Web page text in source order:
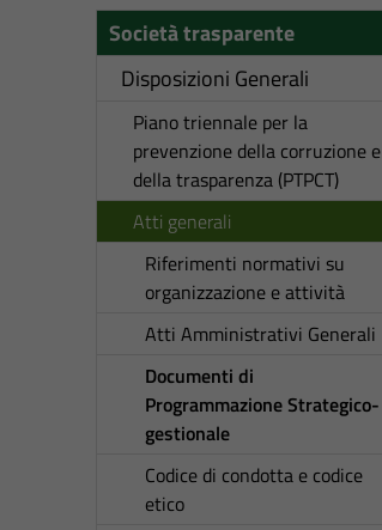
Società trasparente
Disposizioni Generali
Piano triennale per la
prevenzione della corruzione e
della trasparenza (PTPCT)
Atti generali
Riferimenti normativi su
organizzazione e attività
Atti Amministrativi Generali
Documenti di
Programmazione Strategico-
gestionale
Codice di condotta e codice
etico